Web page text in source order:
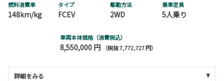
燃料消費率
148km/kg
タイプ
FCEV
駆動方法
2WD
乗車定員
5人乗り
車両本体価格（消費税込）
8,550,000 円 （税抜 7,772,727 円）
詳細をみる